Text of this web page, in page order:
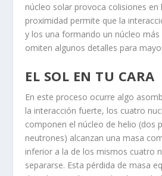
núcleo solar provoca colisiones en
proximidad permite que la
y los una formando un núcleo más
omiten algunos detalles para
EL SOL EN TU CARA
En este proceso ocurre algo
la interacción fuerte, los cuatro
componen el núcleo de helio (dos
neutrones) alcanzan una masa
inferior a la de los mismos cuatro
separarse. Esta pérdida de masa